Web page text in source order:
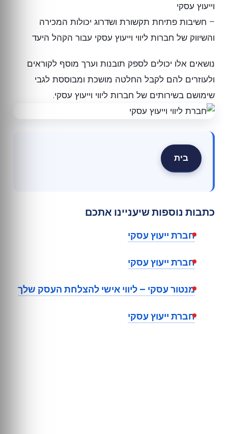
וייעוץ עסקי
– חשיבות פתיחת תקשורת ושדרוג יכולות המכירה
והשיווק של חברות ליווי וייעוץ עסקי עבור הקהל היעד
נושאים אלו יכולים לספק תובנות וערך מוסף לקוראים
ולעוזרים להם לקבל החלטה מושכת ומבוססת לגבי
שימושם בשירותים של חברות ליווי וייעוץ עסקי.
בית
כתבות נוספות שיעניינו אתכם
חברת ייעוץ עסקי
חברת ייעוץ עסקי
מנטור עסקי – ליווי אישי להצלחת העסק שלך
חברת ייעוץ עסקי